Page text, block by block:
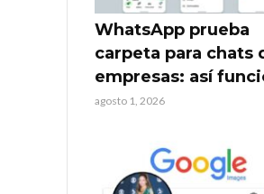
WhatsApp prueba
carpeta para chats
empresas: así
agosto 1, 2026